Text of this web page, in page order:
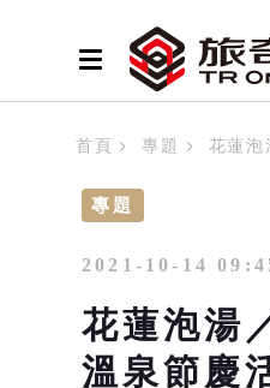
首頁 專題 花蓮泡
專題
2021-10-14
花蓮泡湯
溫泉節慶